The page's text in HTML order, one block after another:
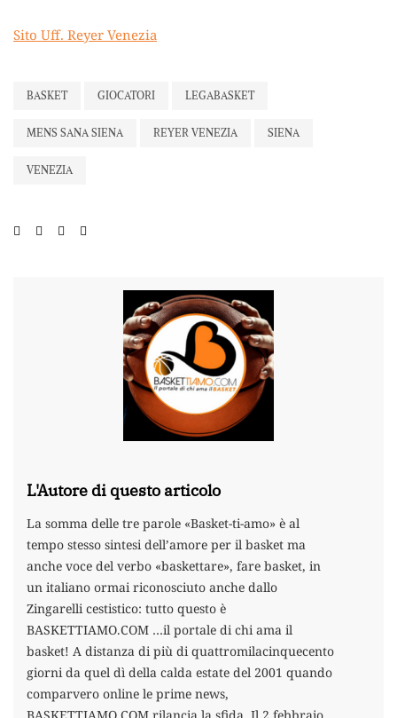
Sito Uff. Reyer Venezia
BASKET GIOCATORI LEGABASKET
MENS SANA SIENA REYER VENEZIA SIENA
VENEZIA
L'Autore di questo articolo
La somma delle tre parole «Basket-ti-amo» è al
tempo stesso sintesi dell’amore per il basket ma
anche voce del verbo «baskettare», fare basket, in
un italiano ormai riconosciuto anche dallo
Zingarelli cestistico: tutto questo è
BASKETTIAMO.COM …il portale di chi ama il
basket! A distanza di più di quattromilacinquecento
giorni da quel dì della calda estate del 2001 quando
comparvero online le prime news,